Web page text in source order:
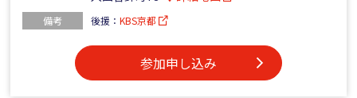
備考 後援：KBS京都
参加申し込み